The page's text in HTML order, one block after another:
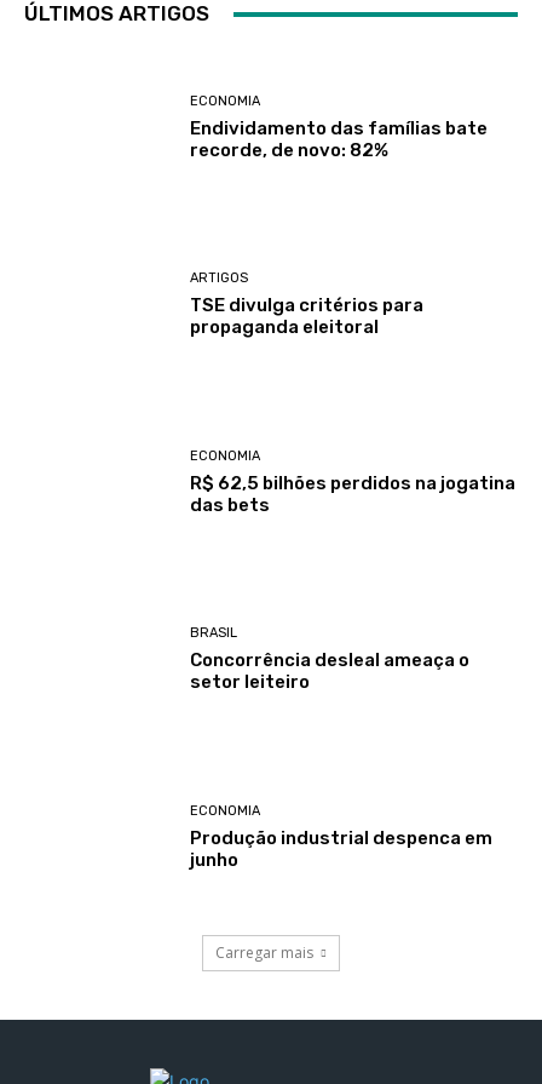
ÚLTIMOS ARTIGOS
ECONOMIA
Endividamento das famílias bate
recorde, de novo: 82%
ARTIGOS
TSE divulga critérios para
propaganda eleitoral
ECONOMIA
R$ 62,5 bilhões perdidos na jogatina
das bets
BRASIL
Concorrência desleal ameaça o
setor leiteiro
ECONOMIA
Produção industrial despenca em
junho
Carregar mais